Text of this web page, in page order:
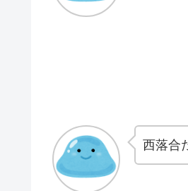
西落合